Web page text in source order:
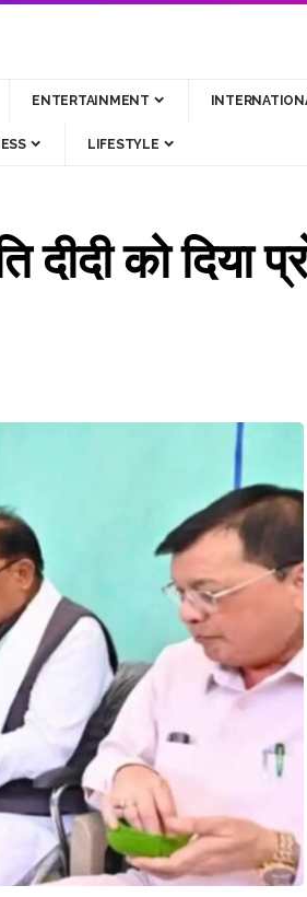
ENTERTAINMENT
LIFESTYLE
को दिया